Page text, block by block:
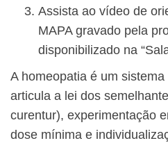
Assista ao vídeo de
MAPA gravado pela
disponibilizado na
A homeopatia é um
articula a lei dos
curentur), experimentação
dose mínima e